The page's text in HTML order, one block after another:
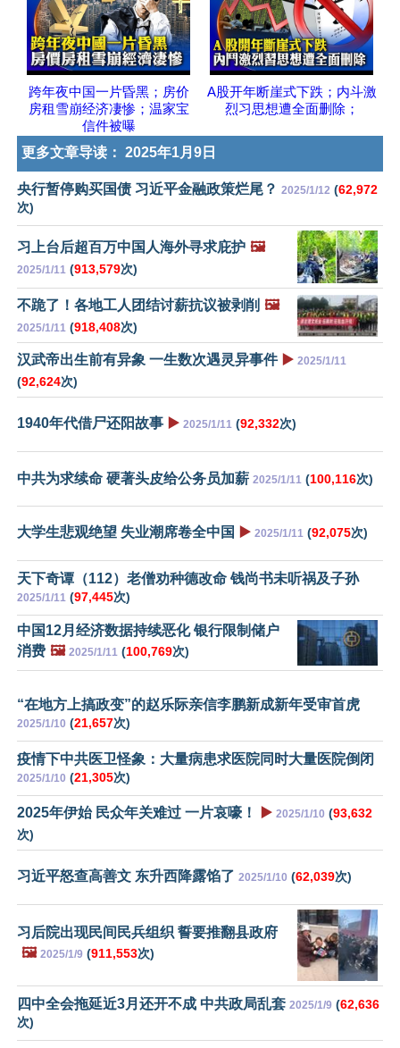
跨年夜中国一片昏黑；房价
房租雪崩经济凄惨；温家宝
信件被曝
A股开年断崖式下跌；内斗激
烈习思想遭全面删除；
更多文章导读： 2025年1月9日
央行暂停购买国债 习近平金融政策烂尾？ 2025/1/12 (62,972
次)
习上台后超百万中国人海外寻求庇护 🖼️
2025/1/11 (913,579次)
不跪了！各地工人团结讨薪抗议被剥削 🖼️
2025/1/11 (918,408次)
汉武帝出生前有异象 一生数次遇灵异事件 ▶️ 2025/1/11
(92,624次)
1940年代借尸还阳故事 ▶️ 2025/1/11 (92,332次)
中共为求续命 硬著头皮给公务员加薪 2025/1/11 (100,116次)
大学生悲观绝望 失业潮席卷全中国 ▶️ 2025/1/11 (92,075次)
天下奇谭（112）老僧劝种德改命 钱尚书未听祸及子孙
2025/1/11 (97,445次)
中国12月经济数据持续恶化 银行限制储户
消费 🖼️ 2025/1/11 (100,769次)
“在地方上搞政变”的赵乐际亲信李鹏新成新年受审首虎
2025/1/10 (21,657次)
疫情下中共医卫怪象：大量病患求医院同时大量医院倒闭
2025/1/10 (21,305次)
2025年伊始 民众年关难过 一片哀嚎！ ▶️ 2025/1/10 (93,632
次)
习近平怒查高善文 东升西降露馅了 2025/1/10 (62,039次)
习后院出现民间民兵组织 誓要推翻县政府
🖼️ 2025/1/9 (911,553次)
四中全会拖延近3月还开不成 中共政局乱套 2025/1/9 (62,636
次)